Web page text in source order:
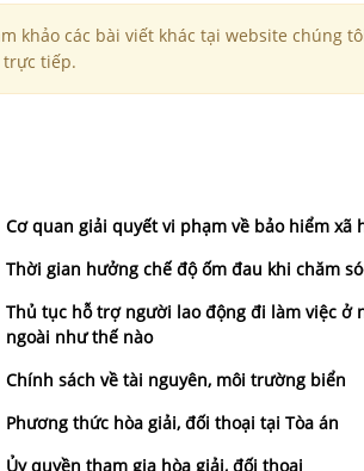
khảo các bài viết khác tại website chúng
tiếp.
Cơ quan giải quyết vi phạm về bảo hiểm xã
Thời gian hưởng chế độ ốm đau khi chăm
Thủ tục hỗ trợ người lao động đi làm việc ở
ngoài như thế nào
Chính sách về tài nguyên, môi trường biển
Phương thức hòa giải, đối thoại tại Tòa án
Ủy quyền tham gia hòa giải, đối thoại